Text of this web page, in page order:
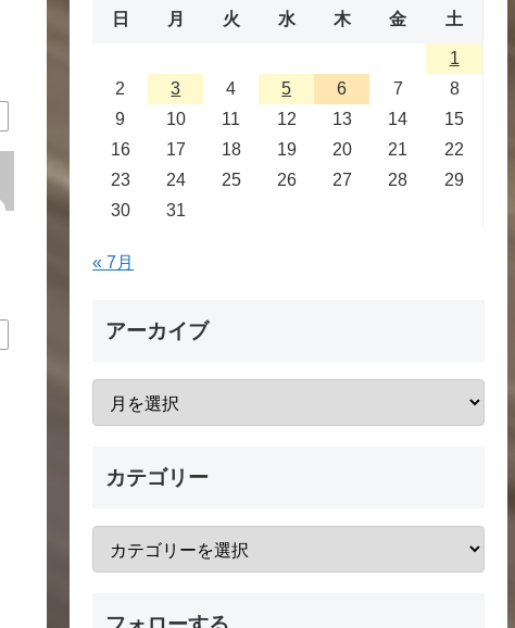
日 月 火 水 木 金 土
1
2
3 4 5 6 7
8
9
10 11 12 13 14
15
16
17 18 19 20 21
22
23
24 25 26 27 28
29
30
31
« 7月
アーカイブ
カテゴリー